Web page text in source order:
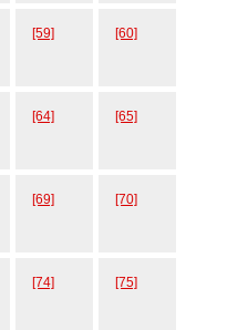
[59] [60]
[64] [65]
[69] [70]
[74] [75]